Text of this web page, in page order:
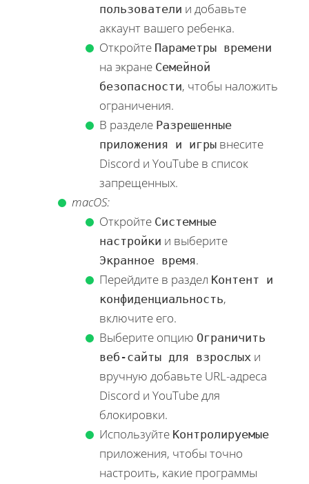
пользователи и добавьте
аккаунт вашего ребенка.
Откройте Параметры времени
на экране Семейной
безопасности, чтобы наложить
ограничения.
В разделе Разрешенные
приложения и игры внесите
Discord и YouTube в список
запрещенных.
macOS:
Откройте Системные
настройки и выберите
Экранное время.
Перейдите в раздел Контент и
конфиденциальность,
включите его.
Выберите опцию Ограничить
веб-сайты для взрослых и
вручную добавьте URL-адреса
Discord и YouTube для
блокировки.
Используйте Контролируемые
приложения, чтобы точно
настроить, какие программы